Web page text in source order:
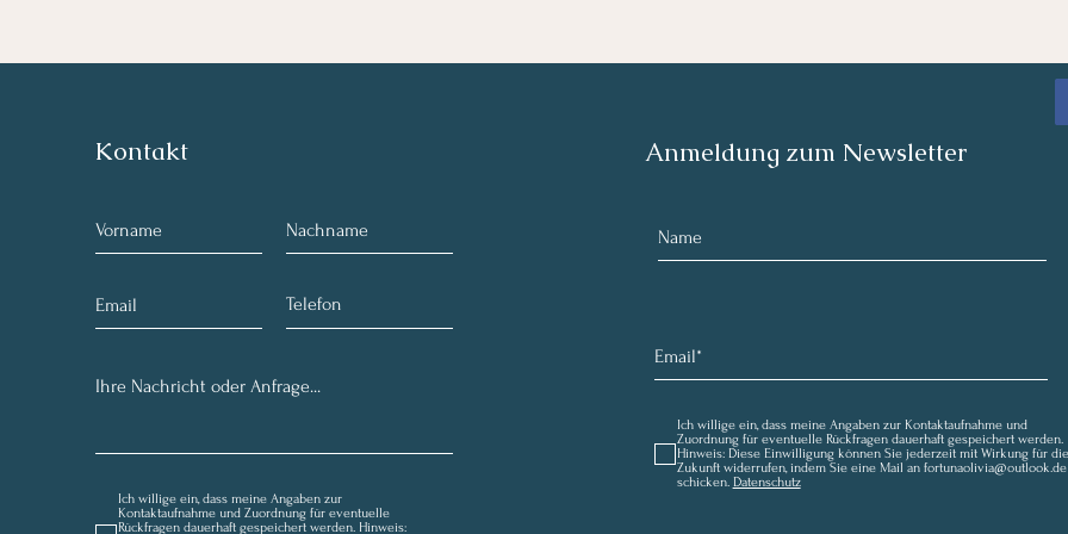
Kontakt
Ich willige ein, dass meine Angaben zur
Kontaktaufnahme und Zuordnung für eventuelle
Rückfragen dauerhaft gespeichert werden. Hinweis:
Anmeldung zum Newsletter
Ich willige ein, dass meine Angaben zur Kontaktaufnahme und
Zuordnung für eventuelle Rückfragen dauerhaft gespeichert werden.
Hinweis: Diese Einwilligung können Sie jederzeit mit Wirkung für die
Zukunft widerrufen, indem Sie eine Mail an fortunaolivia@outlook.de
schicken. Datenschutz